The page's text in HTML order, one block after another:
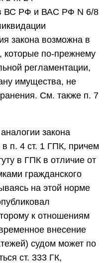
ВС РФ и ВАС РФ N 6/8
закона возможна в
которые по-прежнему
регламентации,
имущества, не
См. также п. 7
закона
в п. 4 ст. 1 ГПК, причем
в ГПК в отличие от
гражданского
на этой норме
к отношениям
внесение
судом может по
ст. 333 ГК,